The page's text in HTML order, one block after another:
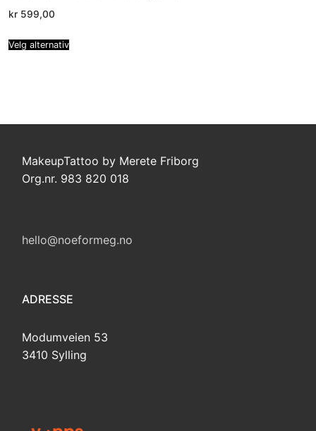
kr 599,00
Velg alternativ
MakeupTattoo by Merete Friborg
Org.nr. 983 820 018
hello@noeformeg.no
ADRESSE
Modumveien 53
3410 Sylling